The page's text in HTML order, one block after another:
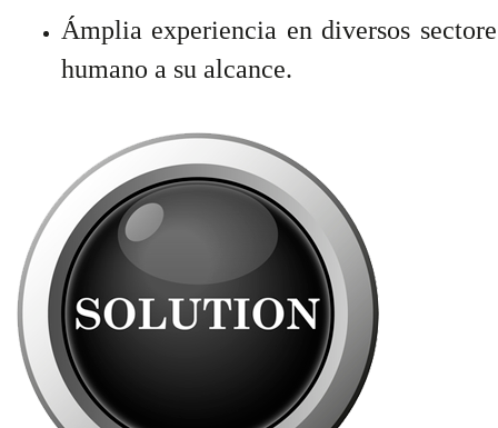
Ámplia experiencia en diversos
humano a su alcance.